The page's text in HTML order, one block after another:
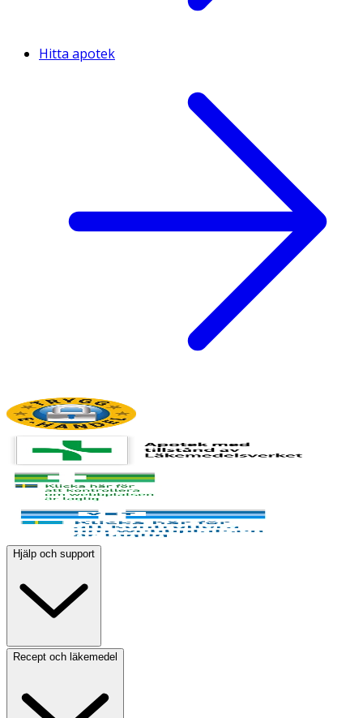
Hitta apotek
Hjälp och support
Recept och läkemedel